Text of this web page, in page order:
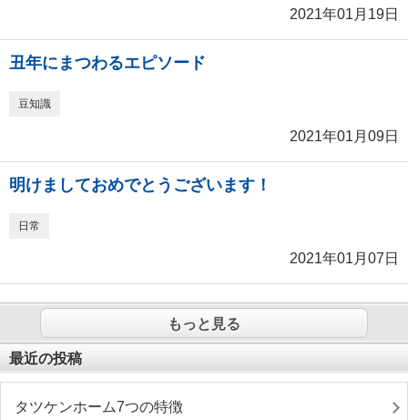
2021年01月19日
丑年にまつわるエピソード
豆知識
2021年01月09日
明けましておめでとうございます！
日常
2021年01月07日
もっと見る
最近の投稿
タツケンホーム7つの特徴